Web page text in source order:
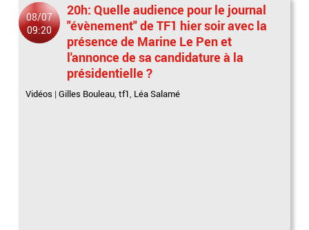
08/07
09:20
20h: Quelle audience pour le journal
"évènement" de TF1 hier soir avec la
présence de Marine Le Pen et
l'annonce de sa candidature à la
présidentielle ?
Vidéos |Gilles Bouleau,tf1, Léa Salamé